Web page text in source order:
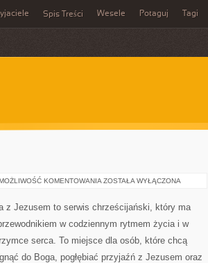
Spis Treści Wesele Potaguj Tagi
KOMENTOWANIA TAOIZM
ZOSTAŁA WYŁĄCZONA
z Jezusem to serwis chrześcijański, który ma
w codziennym rytmem życia i w
serca. To miejsce dla osób, które chcą
do Boga, pogłębiać przyjaźń z Jezusem oraz